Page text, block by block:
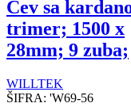
Cev sa
trimer; 1500 x
28mm; 9 zuba;
WILLTEK
ŠIFRA: 'W69-56